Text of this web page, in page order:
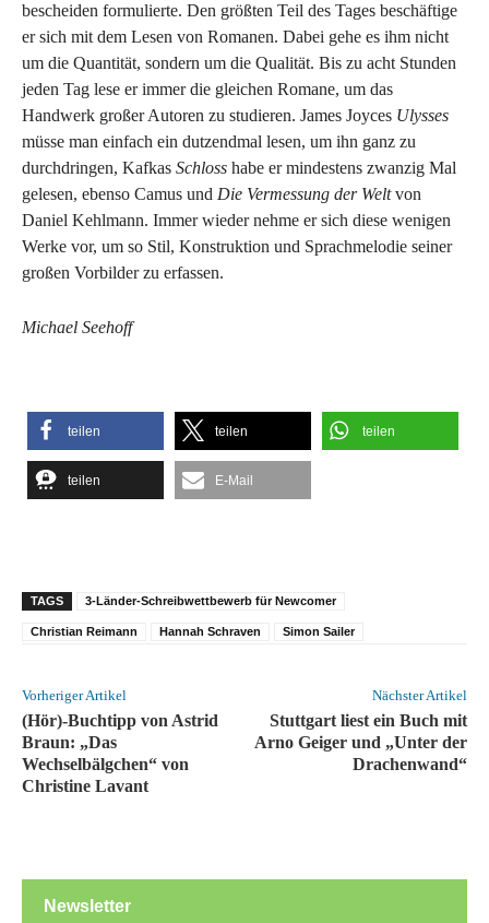
bescheiden formulierte. Den größten Teil des Tages beschäftige
er sich mit dem Lesen von Romanen. Dabei gehe es ihm nicht
um die Quantität, sondern um die Qualität. Bis zu acht Stunden
jeden Tag lese er immer die gleichen Romane, um das
Handwerk großer Autoren zu studieren. James Joyces Ulysses
müsse man einfach ein dutzendmal lesen, um ihn ganz zu
durchdringen, Kafkas Schloss habe er mindestens zwanzig Mal
gelesen, ebenso Camus und Die Vermessung der Weltvon
Daniel Kehlmann. Immer wieder nehme er sich diese wenigen
Werke vor, um so Stil, Konstruktion und Sprachmelodie seiner
großen Vorbilder zu erfassen.
Michael Seehoff
teilen teilen teilen
teilen E-Mail
TAGS 3-Länder-Schreibwettbewerb für Newcomer
Christian Reimann Hannah Schraven Simon Sailer
Vorheriger Artikel
(Hör)-Buchtipp von Astrid
Braun: „Das
Wechselbälgchen“ von
Christine Lavant
Nächster Artikel
Stuttgart liest ein Buch mit
Arno Geiger und „Unter der
Drachenwand“
Newsletter